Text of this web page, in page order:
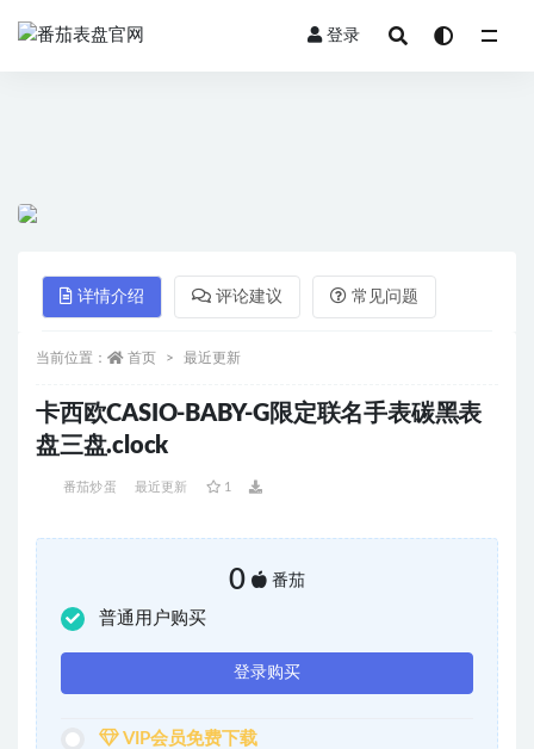
登录
详情介绍 评论建议 常见问题
当前位置： 首页 最近更新
卡西欧CASIO-BABY-G限定联名手表碳黑表
盘三盘.clock
番茄炒蛋 最近更新 1
0 番茄
普通用户购买
登录购买
VIP会员免费下载